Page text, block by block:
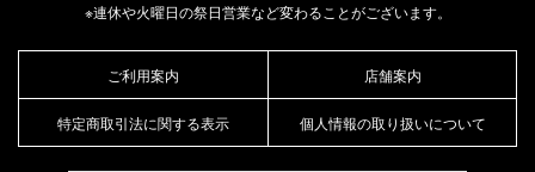
※連休や火曜日の祭日営業など変わることがございます。
ご利用案内 店舗案内
特定商取引法に関する表示 個人情報の取り扱いについて